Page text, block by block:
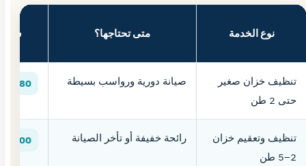
نوع الخدمة متى تحتاجها؟ سعر
تنظيف خزان صغير
حتى 2 طن
صيانة دورية ورواسب بسيطة 180 – 300 ريال
تنظيف وتعقيم خزان
2–5 طن
رائحة خفيفة أو تأخر الصيانة 300 – 550 ريال